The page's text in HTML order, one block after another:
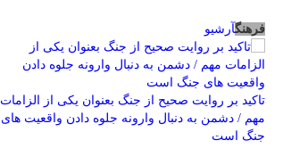
فرهنگآرشیو
تاکید بر روایت صحیح از جنگ بعنوان یکی از الزامات
مهم / دشمن به دنبال وارونه جلوه دادن واقعیت های
جنگ است